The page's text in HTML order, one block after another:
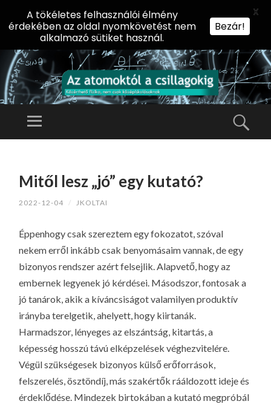
AZ
KT
A
CS
IL
LA
G
O
KI
G
Előadássorozat
Természettudományi
Menü
TARTALOMHOZ
Mitől lesz „jó” egy kutató?
2022-12-04 / JKOLTAI
Éppenhogy csak szereztem egy fokozatot, szóval
nekem erről inkább csak benyomásaim vannak, de egy
bizonyos rendszer azért felsejlik. Alapvető, hogy az
embernek legyenek jó kérdései. Másodszor, fontosak a
jó tanárok, akik a kíváncsiságot valamilyen produktív
irányba terelgetik, ahelyett, hogy kiirtanák.
Harmadszor, lényeges az elszántság, kitartás, a
képesség hosszú távú elképzelések véghezvitelére.
Végül szükségesek bizonyos külső erőforrások,
felszerelés, ösztöndíj, más szakértők rááldozott ideje és
érdeklődése. Mindezek birtokában a kutató megpróbál
A tökéletes felhasználói élmény
érdekében az oldal nyomkövetést nem
alkalmazó sütiket használ.
Bezár!
X